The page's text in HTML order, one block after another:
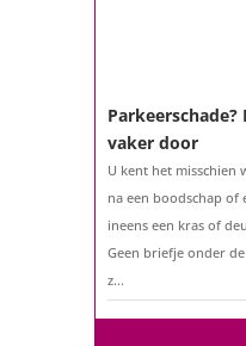
vaker door
U kent het misschien
na een boodschap of
ineens een kras of
Geen briefje onder
z...